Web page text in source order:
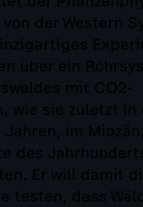
der Western
über ein
mit CO2-
wie sie zuletzt in
im
des
Er will damit
testen, dass